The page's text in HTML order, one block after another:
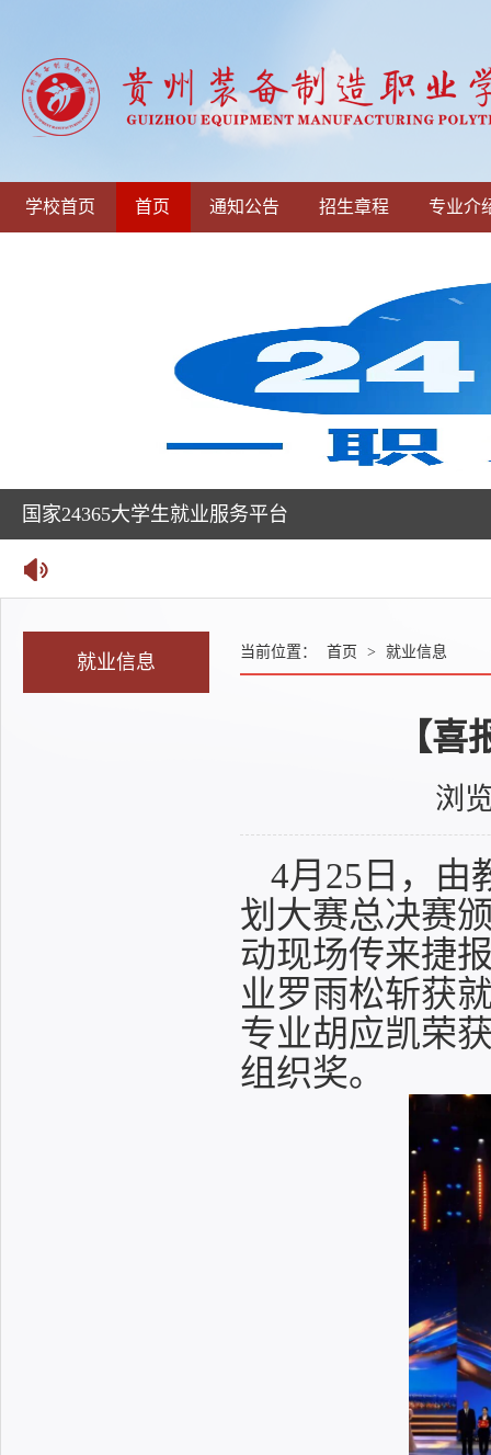
学校首页 首页 通知公告 招生章程 专业介
国家24365大学生就业服务平台
就业信息 当前位置： 首页 > 就业信息
【
浏
4月25日，由
划大赛总决赛
动现场传来捷
业罗雨松斩获
专业胡应凯荣
组织奖。